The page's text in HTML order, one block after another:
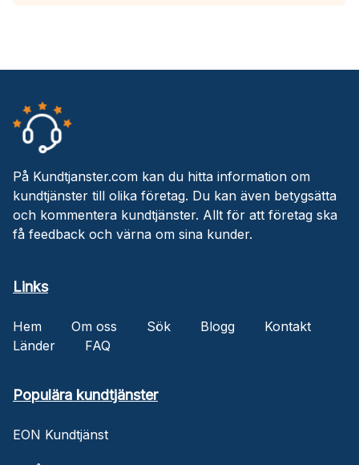
På Kundtjanster.com kan du hitta information om
kundtjänster till olika företag. Du kan även betygsätta
och kommentera kundtjänster. Allt för att företag ska
få feedback och värna om sina kunder.
Links
Hem Om oss Sök Blogg
Kontakt
Länder
FAQ
Populära kundtjänster
EON Kundtjänst